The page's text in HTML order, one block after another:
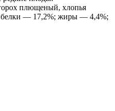
плющеный, хлопья
белки — 17,2%; жиры — 4,4%;